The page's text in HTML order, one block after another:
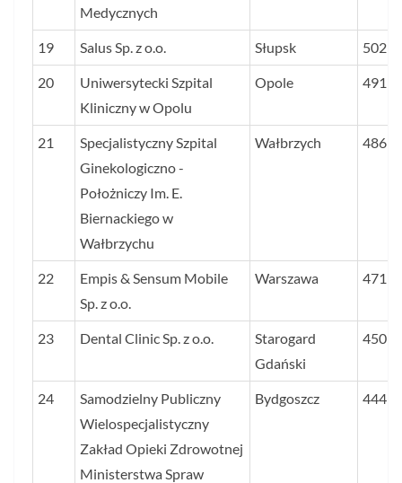
Medycznych
19 Salus Sp. z o.o. Słupsk 502
20
Uniwersytecki Szpital
Kliniczny w Opolu
Opole 491
21
Specjalistyczny Szpital
Ginekologiczno -
Położniczy Im. E.
Biernackiego w
Wałbrzychu
Wałbrzych 486
22
Empis & Sensum Mobile
Sp. z o.o.
Warszawa 471
23 Dental Clinic Sp. z o.o.
Starogard
Gdański
450
24
Samodzielny Publiczny
Wielospecjalistyczny
Zakład Opieki Zdrowotnej
Ministerstwa Spraw
Bydgoszcz 444